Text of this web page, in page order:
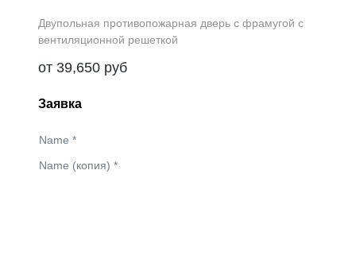
Двупольная противопожарная дверь с фрамугой с
вентиляционной решеткой
от 39,650 руб
Заявка
Name *
Name (копия) *